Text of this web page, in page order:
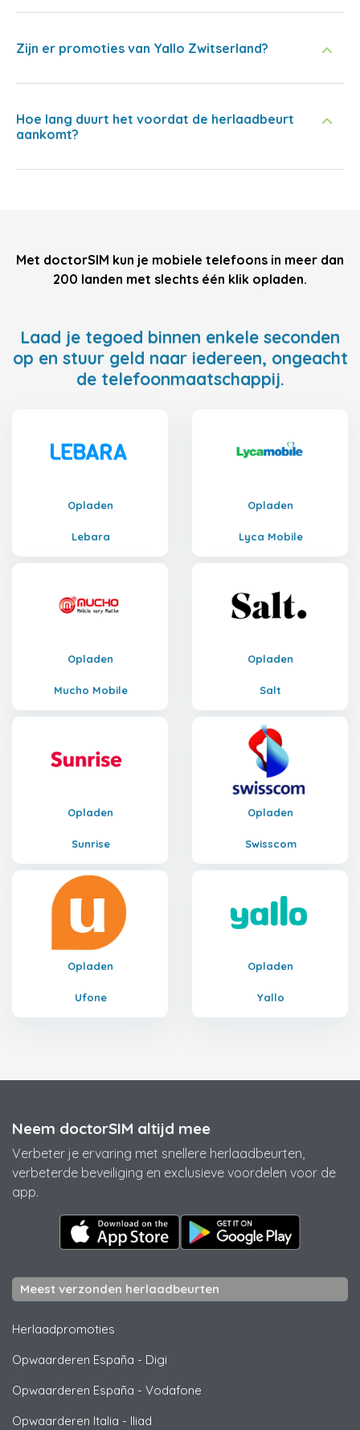
Zijn er promoties van Yallo Zwitserland?
Hoe lang duurt het voordat de herlaadbeurt
aankomt?
Met doctorSIM kun je mobiele telefoons in meer dan
200 landen met slechts één klik opladen.
Laad je tegoed binnen enkele seconden
op en stuur geld naar iedereen, ongeacht
de telefoonmaatschappij.
Opladen
Lebara
Opladen
Lyca Mobile
Opladen
Mucho Mobile
Opladen
Salt
Opladen
Sunrise
Opladen
Swisscom
Opladen
Ufone
Opladen
Yallo
Neem doctorSIM altijd mee
Verbeter je ervaring met snellere herlaadbeurten,
verbeterde beveiliging en exclusieve voordelen voor de
app.
Meest verzonden herlaadbeurten
Herlaadpromoties
Opwaarderen España - Digi
Opwaarderen España - Vodafone
Opwaarderen Italia - Iliad